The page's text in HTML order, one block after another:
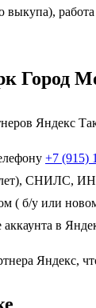
Город
Яндекс
+7 (915)
лет), СНИЛС,
( б/у или
в
Яндекс,